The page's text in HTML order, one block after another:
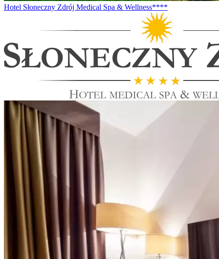
Hotel Słoneczny Zdrój Medical Spa & Wellness****